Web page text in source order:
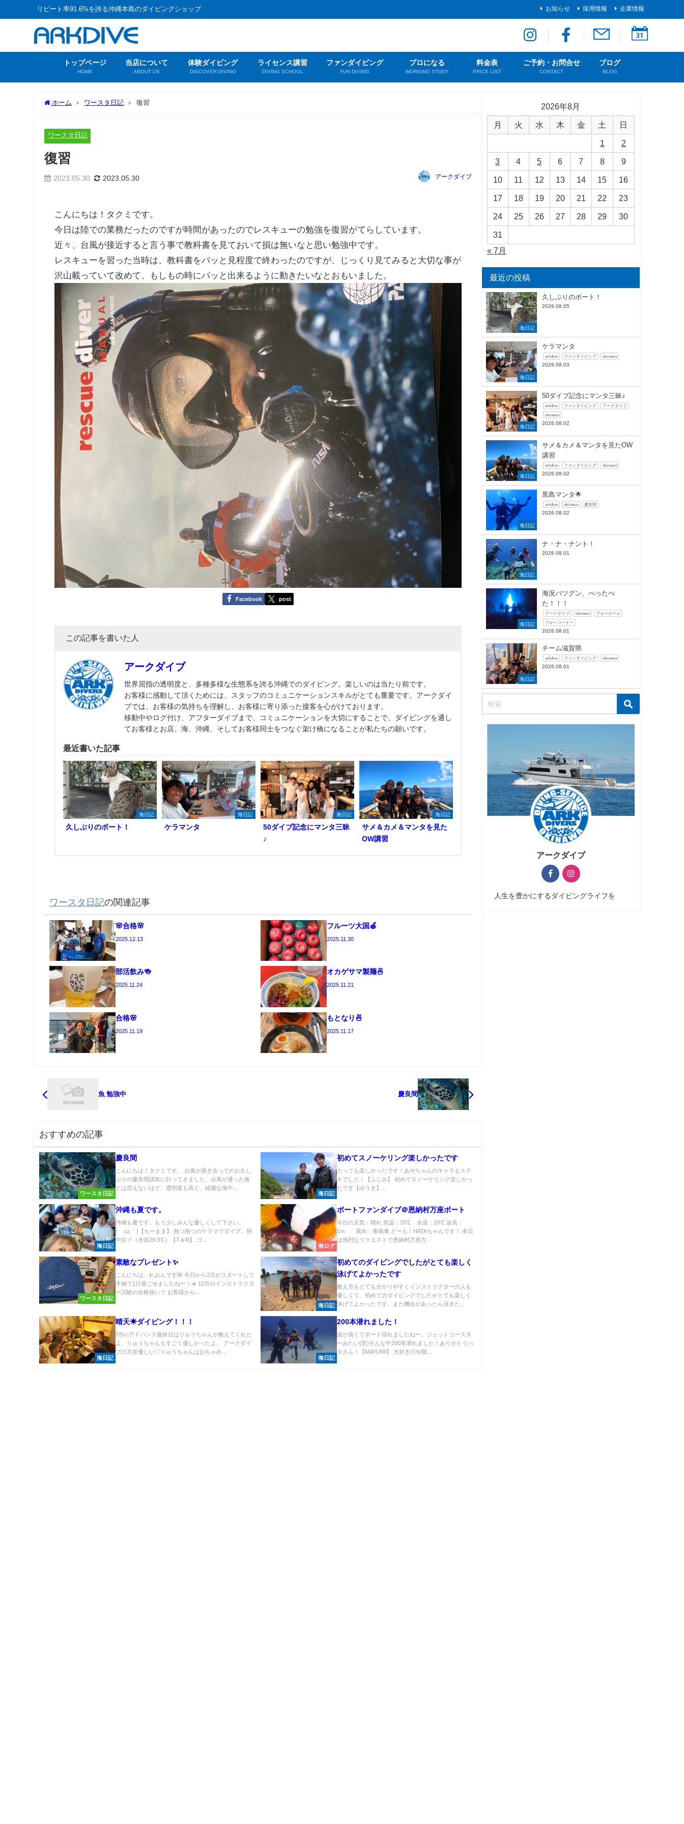
リピート率91.6%を誇る沖縄本島のダイビングショップ お知らせ 採用情報 企業情報
トップページ
HOME
当店について
ABOUT US
体験ダイビング
DISCOVER DIVING
ライセンス講習
DIVING SCHOOL
ファンダイビング
FUN DIVING
プロになる
WORKING STUDY
料金表
PRICE LIST
ご予約・お問合せ
CONTACT
ブログ
BLOG
ホーム ワースタ日記 復習
ワースタ日記
復習
2023.05.30 2023.05.30 アークダイブ
こんにちは！タクミです。
今日は陸での業務だったのですが時間があったのでレスキューの勉強を復習がてらしています。
近々、台風が接近すると言う事で教科書を見ておいて損は無いなと思い勉強中です。
レスキューを習った当時は、教科書をパッと見程度で終わったのですが、じっくり見てみると大切な事が
沢山載っていて改めて、もしもの時にパッと出来るように動きたいなとおもいました。
Facebook post
この記事を書いた人
アークダイブ
世界屈指の透明度と、多種多様な生態系を誇る沖縄でのダイビング。楽しいのは当たり前です。
お客様に感動して頂くためには、スタッフのコミュニケーションスキルがとても重要です。アークダイ
ブでは、お客様の気持ちを理解し、お客様に寄り添った接客を心がけております。
移動中やログ付け、アフターダイブまで、コミュニケーションを大切にすることで、ダイビングを通し
てお客様とお店、海、沖縄、そしてお客様同士をつなぐ架け橋になることが私たちの願いです。
最近書いた記事
海日記
久しぶりのボート！
海日記
ケラマンタ
海日記
50ダイブ記念にマンタ三昧
♪
海日記
サメ＆カメ＆マンタを見た
OW講習
ワースタ日記の関連記事
🌸合格🌸
2025.12.13
フルーツ大国🍎
2025.11.30
部活飲み🍻
2025.11.24
オカゲサマ製麺🍜
2025.11.21
合格🌸
2025.11.19
もとなり🍜
2025.11.17
魚 勉強中 慶良間
おすすめの記事
ワースタ日記
慶良間
こんにちは！タクミです。 台風が過ぎ去ってのお久し
ぶりの慶良間諸島に行ってきました。台風が通った後
とは思えないほど、透明度も高く、綺麗な海中...
海日記
初めてスノーケリング楽しかったです
とっても楽しかったです！あやちゃんのキャラもステ
キでした！【ふじみ】 初めてスノーケリング楽しかっ
たです【ゆうき】...
海日記
沖縄も夏です。
沖縄も夏です。もう少しみんな優しくして下さい。
(´;ω;｀)【ちーまま】 熱つ熱つのケラマでダイブ。熱
中症？（水温29.3℃）【T＆R】 ゴ...
海ログ
ボートファンダイブ＠恩納村万座ボート
今日の天気：晴れ 気温：33℃ 水温：29℃ 波高：
1m 風向：東南東 どーも！HATAちゃんです！ 本日
は熱烈なリクエストで恩納村万座方...
ワースタ日記
素敵なプレゼント✨
こんにちは、れおんです🌺 今日から2月がスタートして
半袖で1日過ごせましたねー！☀️ 12月のインストラクタ
ー試験の合格祝いで お客様から...
海日記
初めてのダイビングでしたがとても楽しく
泳げてよかったです
教え方もとても分かりやすくインストラクターの人も
優しくて、初めてのダイビングでしたがとても楽しく
泳げてよかったです。また機会があったら泳ぎた...
海日記
晴天☀ダイビング！！！
7/5㈰アドバンス最終日はりゅうちゃんが教えてくれた
よ。りゅうちゃんもすごく優しかったよ。 アークダイ
ブの方皆優しい♡りゅうちゃんはおちゃめ...
海日記
200本潜れました！
波が高くてボート揺れましたねー。ジェットコースタ
ーみたい(笑)そんな中200本潜れました！ありがとうハ
タさん！【MAYUMI】 大好き穴や隙...
2026年8月
月 火 水 木 金 土 日
1 2
3 4 5 6 7 8 9
10 11 12 13 14 15 16
17 18 19 20 21 22 23
24 25 26 27 28 29 30
31
« 7月
最近の投稿
海日記
久しぶりのボート！
2026.08.05
海日記
ケラマンタ
arkdive ファンダイビング okinawa
2026.08.03
海日記
50ダイブ記念にマンタ三昧♪
arkdive ファンダイビング アークダイブ
okinawa
2026.08.02
海日記
サメ＆カメ＆マンタを見たOW
講習
arkdive ファンダイビング okinawa
2026.08.02
海日記
黒島マンタ🌟
arkdive okinawa 慶良間
2026.08.02
海日記
ナ・ナ・ナント！
2026.08.01
海日記
海況バツグン、べったべ
た！！！
アークダイブ okinawa ブルーホール
ブルーコーナー
2026.08.01
海日記
チーム滋賀県
arkdive ファンダイビング okinawa
2026.08.01
アークダイブ
人生を豊かにするダイビングライフを